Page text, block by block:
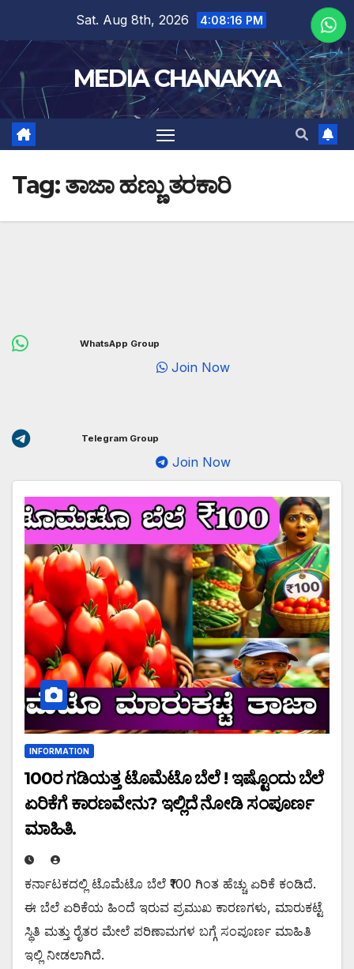
Sat. Aug 8th, 2026 4:08:17 PM
MEDIA CHANAKYA
Tag:ತಾಜಾ ಹಣ್ಣು ತರಕಾರಿ
WhatsApp Group
Join Now
Telegram Group
Join Now
INFORMATION
₹100ರ ಗಡಿಯತ್ತ ಟೊಮೆಟೊ ಬೆಲೆ ! ಇಷ್ಟೊಂದು ಬೆಲೆ
ಏರಿಕೆಗೆ ಕಾರಣವೇನು? ಇಲ್ಲಿದೆ ನೋಡಿ ಸಂಪೂರ್ಣ
ಮಾಹಿತಿ.
ಕರ್ನಾಟಕದಲ್ಲಿ ಟೊಮೆಟೊ ಬೆಲೆ ₹100 ಗಿಂತ ಹೆಚ್ಚು ಏರಿಕೆ ಕಂಡಿದೆ.
ಈ ಬೆಲೆ ಏರಿಕೆಯ ಹಿಂದೆ ಇರುವ ಪ್ರಮುಖ ಕಾರಣಗಳು, ಮಾರುಕಟ್ಟೆ
ಸ್ಥಿತಿ ಮತ್ತು ರೈತರ ಮೇಲೆ ಪರಿಣಾಮಗಳ ಬಗ್ಗೆ ಸಂಪೂರ್ಣ ಮಾಹಿತಿ
ಇಲ್ಲಿ ನೀಡಲಾಗಿದೆ.